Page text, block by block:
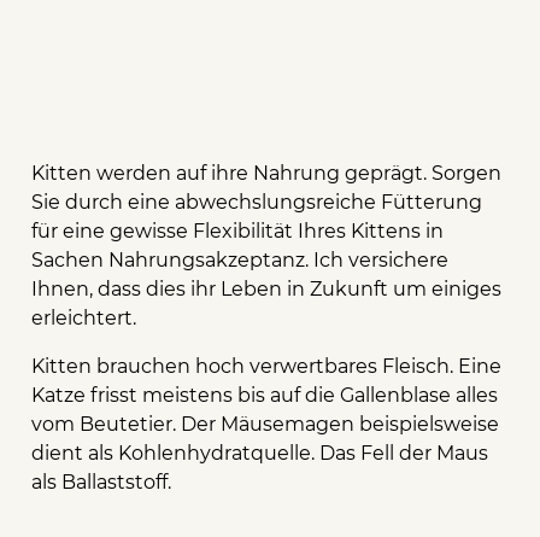
Kitten werden auf ihre Nahrung geprägt. Sorgen
Sie durch eine abwechslungsreiche Fütterung
für eine gewisse Flexibilität Ihres Kittens in
Sachen Nahrungsakzeptanz. Ich versichere
Ihnen, dass dies ihr Leben in Zukunft um einiges
erleichtert.
Kitten brauchen hoch verwertbares Fleisch. Eine
Katze frisst meistens bis auf die Gallenblase alles
vom Beutetier. Der Mäusemagen beispielsweise
dient als Kohlenhydratquelle. Das Fell der Maus
als Ballaststoff.